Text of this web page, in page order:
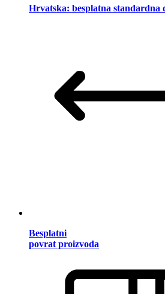
Hrvatska: besplatna standardna
Besplatni
povrat proizvoda